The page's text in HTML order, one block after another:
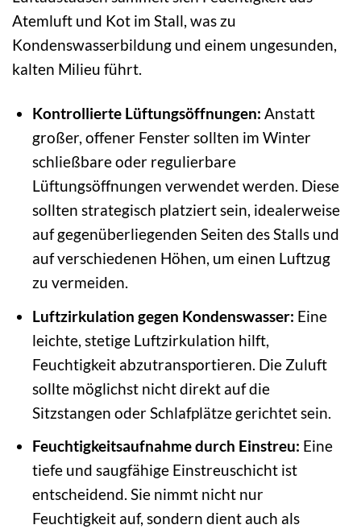
Atemluft und Kot im Stall, was zu
Kondenswasserbildung und einem ungesunden,
kalten Milieu führt.
Kontrollierte Lüftungsöffnungen: Anstatt
großer, offener Fenster sollten im Winter
schließbare oder regulierbare
Lüftungsöffnungen verwendet werden. Diese
sollten strategisch platziert sein, idealerweise
auf gegenüberliegenden Seiten des Stalls und
auf verschiedenen Höhen, um einen Luftzug
zu vermeiden.
Luftzirkulation gegen Kondenswasser: Eine
leichte, stetige Luftzirkulation hilft,
Feuchtigkeit abzutransportieren. Die Zuluft
sollte möglichst nicht direkt auf die
Sitzstangen oder Schlafplätze gerichtet sein.
Feuchtigkeitsaufnahme durch Einstreu: Eine
tiefe und saugfähige Einstreuschicht ist
entscheidend. Sie nimmt nicht nur
Feuchtigkeit auf, sondern dient auch als